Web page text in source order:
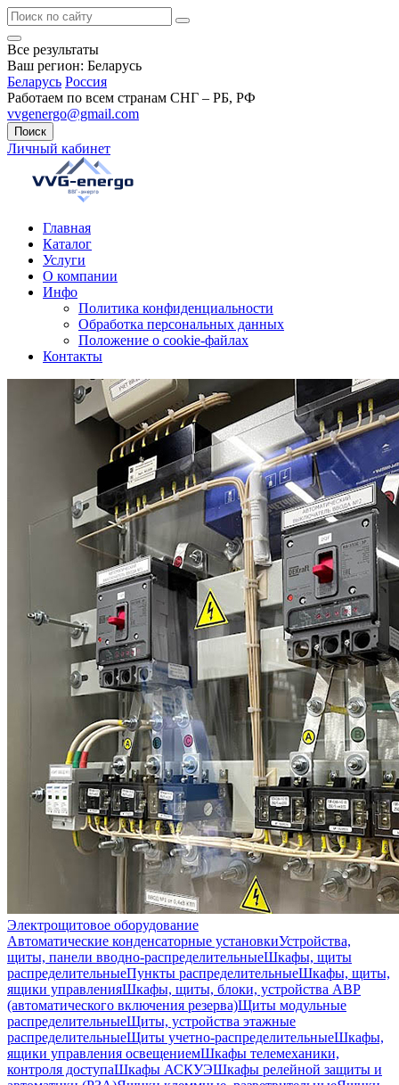
Все результаты
Ваш регион: Беларусь
Беларусь Россия
Работаем по всем странам СНГ – РБ, РФ
vvgenergo@gmail.com
Поиск
Личный кабинет
Главная
Каталог
Услуги
О компании
Инфо
Политика конфиденциальности
Обработка персональных данных
Положение о cookie-файлах
Контакты
Электрощитовое оборудование
Автоматические конденсаторные установкиУстройства,
щиты, панели вводно-распределительныеШкафы, щиты
распределительныеПункты распределительныеШкафы, щиты,
ящики управленияШкафы, щиты, блоки, устройства АВР
(автоматического включения резерва)Щиты модульные
распределительныеЩиты, устройства этажные
распределительныеЩиты учетно-распределительныеШкафы,
ящики управления освещениемШкафы телемеханики,
контроля доступаШкафы АСКУЭШкафы релейной защиты и